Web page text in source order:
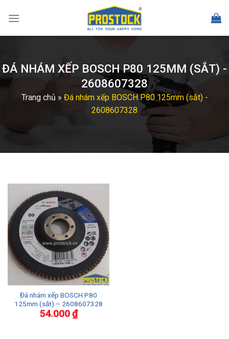
ĐÁ NHÁM XẾP BOSCH P80 125MM (SẮT) -
2608607328
Trang chủ » Đá nhám xếp BOSCH P80 125mm (sắt) -
2608607328
Đá nhám xếp BOSCH P80
125mm (sắt) – 2608607328
54.000₫